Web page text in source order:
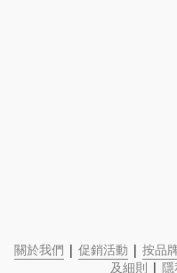
關於我們 | 促銷活動 | 按品
及細則 | 隱